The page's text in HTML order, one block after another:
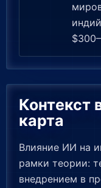
Контекст
карта
Влияние ИИ на
рамки теории:
внедрением в